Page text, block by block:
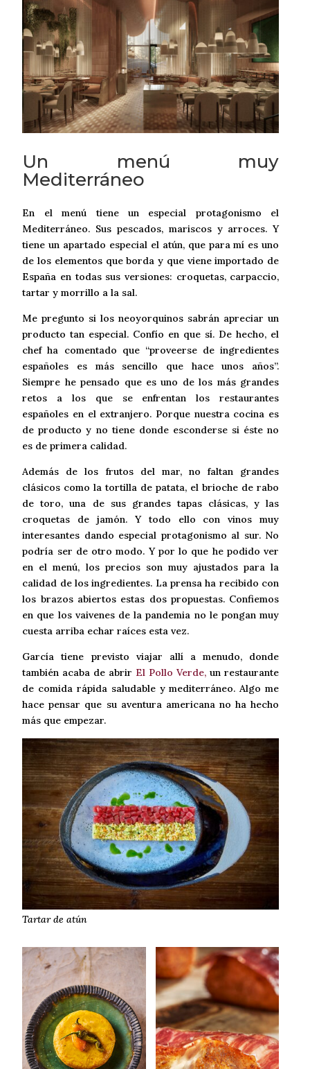
Un menú muy
Mediterráneo
En el menú tiene un especial protagonismo el
Mediterráneo. Sus pescados, mariscos y arroces. Y
tiene un apartado especial el atún, que para mí es uno
de los elementos que borda y que viene importado de
España en todas sus versiones: croquetas, carpaccio,
tartar y morrillo a la sal.
Me pregunto si los neoyorquinos sabrán apreciar un
producto tan especial. Confío en que sí. De hecho, el
chef ha comentado que “proveerse de ingredientes
españoles es más sencillo que hace unos años”.
Siempre he pensado que es uno de los más grandes
retos a los que se enfrentan los restaurantes
españoles en el extranjero. Porque nuestra cocina es
de producto y no tiene donde esconderse si éste no
es de primera calidad.
Además de los frutos del mar, no faltan grandes
clásicos como la tortilla de patata, el brioche de rabo
de toro, una de sus grandes tapas clásicas, y las
croquetas de jamón. Y todo ello con vinos muy
interesantes dando especial protagonismo al sur. No
podría ser de otro modo. Y por lo que he podido ver
en el menú, los precios son muy ajustados para la
calidad de los ingredientes. La prensa ha recibido con
los brazos abiertos estas dos propuestas. Confiemos
en que los vaivenes de la pandemia no le pongan muy
cuesta arriba echar raíces esta vez.
García tiene previsto viajar allí a menudo, donde
también acaba de abrir El Pollo Verde, un restaurante
de comida rápida saludable y mediterráneo. Algo me
hace pensar que su aventura americana no ha hecho
más que empezar.
Tartar de atún